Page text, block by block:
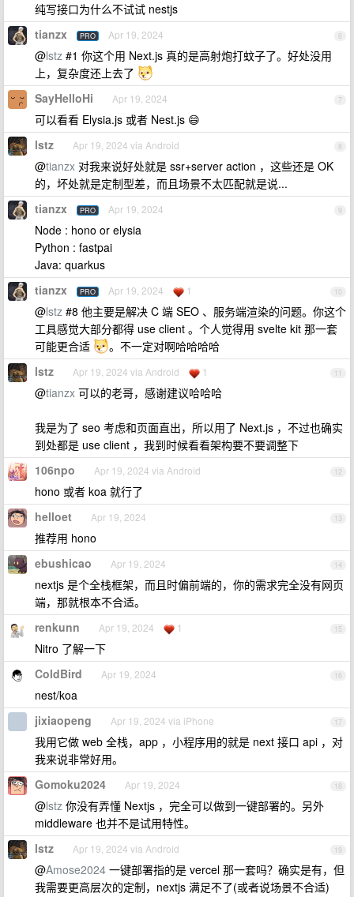
纯写接口为什么不试试 nestjs
6
tianzx PRO Apr 19, 2024
@lstz #1 你这个用 Next.js 真的是高射炮打蚊子了。好处没用
上，复杂度还上去了
7
SayHelloHi Apr 19, 2024
可以看看 Elysia.js 或者 Nest.js 😄
8
lstz Apr 19, 2024 via Android
@tianzx 对我来说好处就是 ssr+server action ，这些还是 OK
的，坏处就是定制型差，而且场景不太匹配就是说...
9
tianzx PRO Apr 19, 2024
Node : hono or elysia
Python : fastpai
Java: quarkus
10
tianzx PRO Apr 19, 2024 1
@lstz #8 他主要是解决 C 端 SEO 、服务端渲染的问题。你这个
工具感觉大部分都得 use client 。个人觉得用 svelte kit 那一套
可能更合适
。不一定对啊哈哈哈哈
11
lstz Apr 19, 2024 via Android 1
@tianzx 可以的老哥，感谢建议哈哈哈
我是为了 seo 考虑和页面直出，所以用了 Next.js ，不过也确实
到处都是 use client ，我到时候看看架构要不要调整下
12
106npo Apr 19, 2024 via Android
hono 或者 koa 就行了
13
helloet Apr 19, 2024
推荐用 hono
14
ebushicao Apr 19, 2024
nextjs 是个全栈框架，而且时偏前端的，你的需求完全没有网页
端，那就根本不合适。
15
renkunn Apr 19, 2024 1
Nitro 了解一下
16
ColdBird Apr 19, 2024
nest/koa
17
jixiaopeng Apr 19, 2024 via iPhone
我用它做 web 全栈，app ，小程序用的就是 next 接口 api ，对
我来说非常好用。
18
Gomoku2024 Apr 19, 2024
@lstz 你没有弄懂 Nextjs ，完全可以做到一键部署的。另外
middleware 也并不是试用特性。
19
lstz Apr 19, 2024 via Android
@Amose2024 一键部署指的是 vercel 那一套吗？确实是有，但
我需要更高层次的定制，nextjs 满足不了(或者说场景不合适)